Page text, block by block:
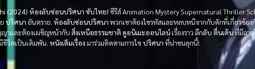
(2024) ห้องลับซ่อนปริศนา ซับไทย! ซีรีส์ Animation Mystery Supernatural Thriller
ปริศนา อันตราย. ห้องลับซ่อนปริศนา พวกเขาต้องไขรหัสและหลบหนีจากกับดักที่เกี่ยวข้อ
าและต้องเผชิญหน้ากับ สิ่งเหนือธรรมชาติ ดูอนิเมะออนไลน์เรื่องราว ลึกลับ ตื่นเต้นที่มีฉาก
ชีวิตเป็นเดิมพัน. หนังเต็มเรื่อง มาร่วมติดตามการไข ปริศนา ที่น่าขนลุกนี้!